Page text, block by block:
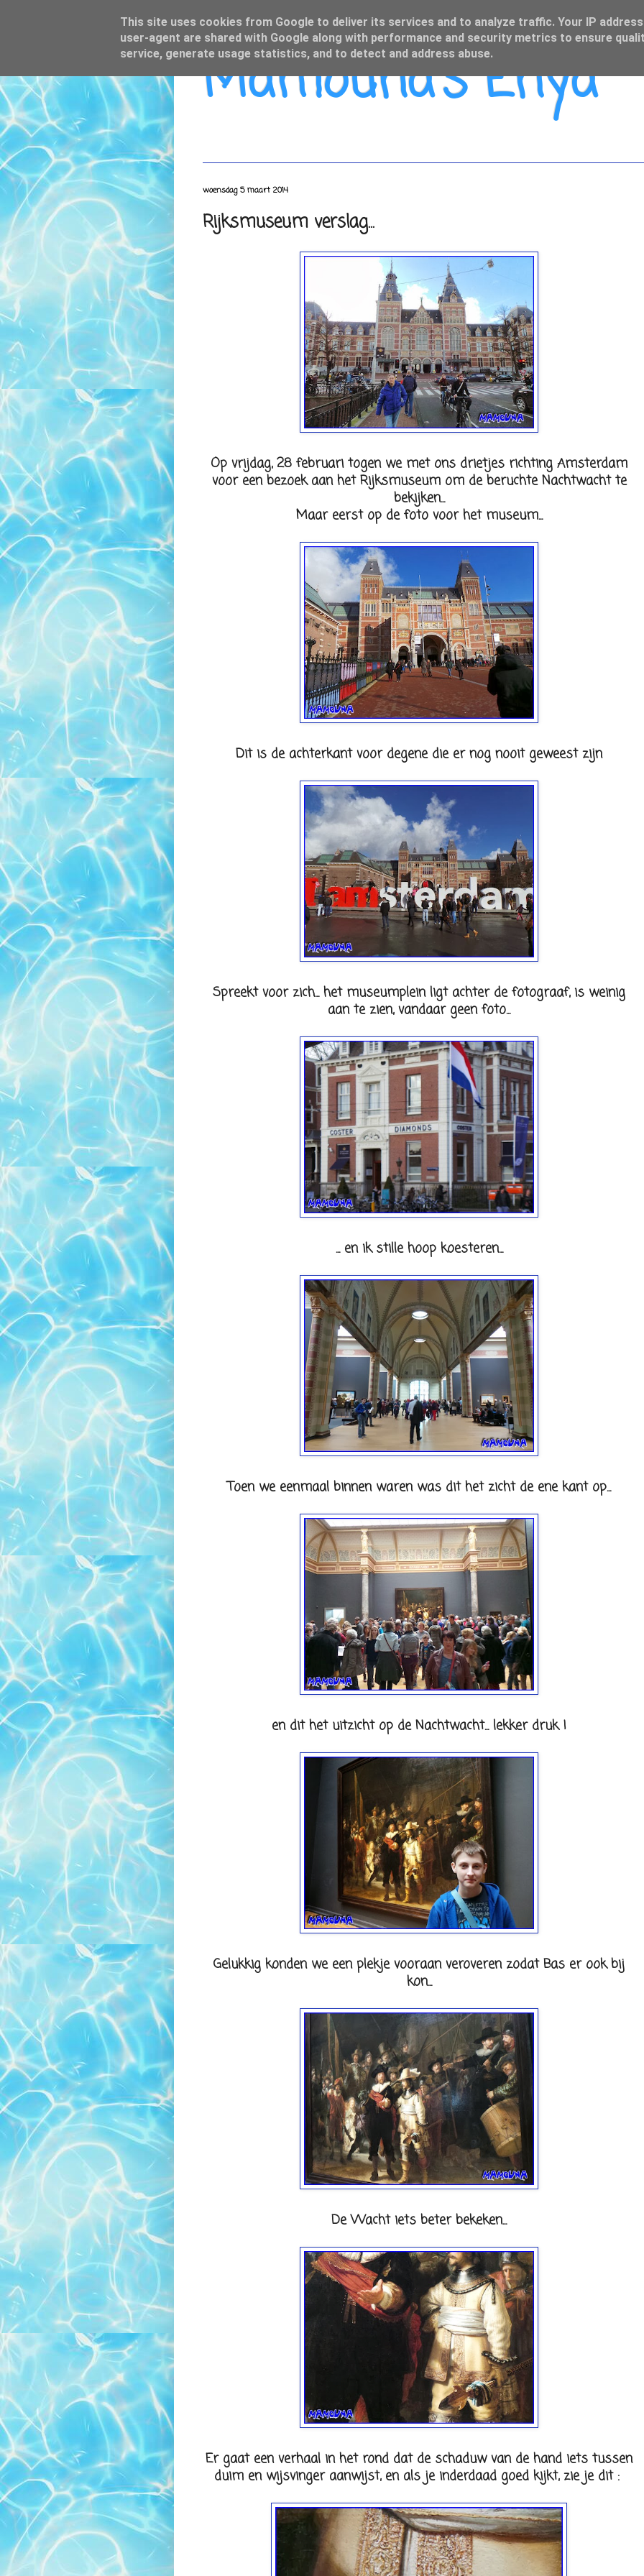
Mamouna's Enya
woensdag 5 maart 2014
Rijksmuseum verslag...
Op vrijdag, 28 februari togen we met ons drietjes richting Amsterdam
voor een bezoek aan het Rijksmuseum om de beruchte Nachtwacht te
bekijken...
Maar eerst op de foto voor het museum...
Dit is de achterkant voor degene die er nog nooit geweest zijn
Spreekt voor zich... het museumplein ligt achter de fotograaf, is weinig
aan te zien, vandaar geen foto...
... en ik stille hoop koesteren...
Toen we eenmaal binnen waren was dit het zicht de ene kant op...
en dit het uitzicht op de Nachtwacht... lekker druk !
Gelukkig konden we een plekje vooraan veroveren zodat Bas er ook bij
kon...
De Wacht iets beter bekeken...
Er gaat een verhaal in het rond dat de schaduw van de hand iets tussen
duim en wijsvinger aanwijst, en als je inderdaad goed kijkt, zie je dit :
This site uses cookies from Google to deliver its services and to analyze traffic. Your IP address
user-agent are shared with Google along with performance and security metrics to ensure
service, generate usage statistics, and to detect and address abuse.